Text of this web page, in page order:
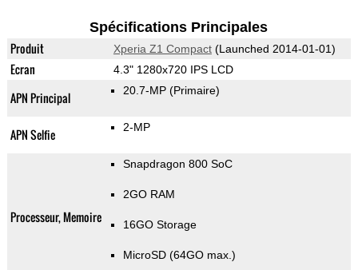
Spécifications Principales
Produit Xperia Z1 Compact(Launched 2014-01-01)
Ecran 4.3" 1280x720 IPS LCD
APN Principal 20.7-MP (Primaire)
APN Selfie 2-MP
Processeur, Memoire
Snapdragon 800 SoC
2GO RAM
16GO Storage
MicroSD (64GO max.)